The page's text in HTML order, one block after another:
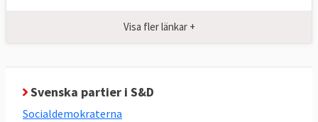
Visa fler länkar +
Svenska partier i S&D
Socialdemokraterna